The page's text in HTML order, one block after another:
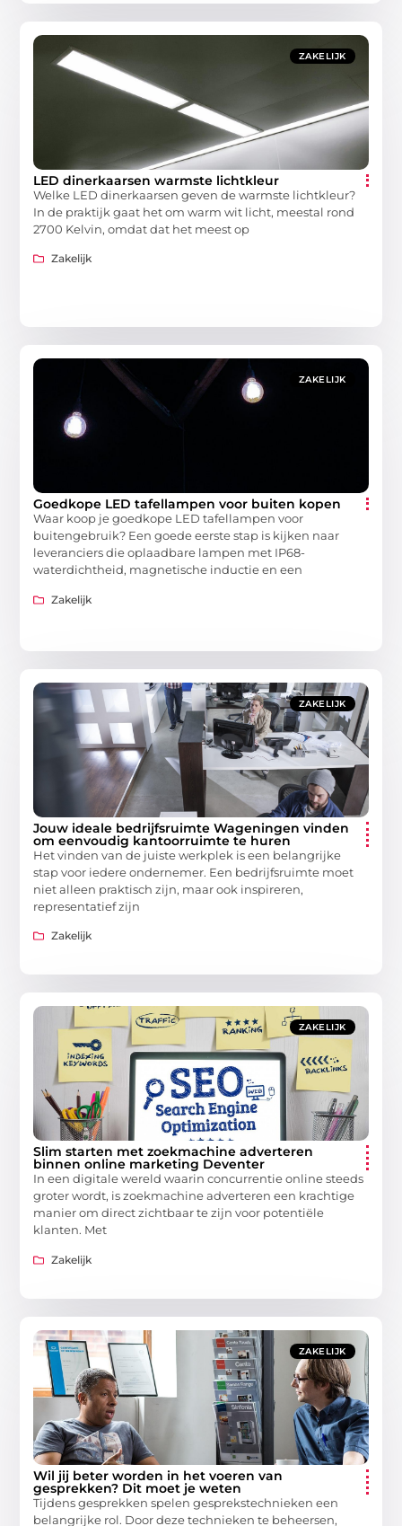
ZAKELIJK
LED dinerkaarsen warmste lichtkleur
Welke LED dinerkaarsen geven de warmste lichtkleur?
In de praktijk gaat het om warm wit licht, meestal rond
2700 Kelvin, omdat dat het meest op
Zakelijk
ZAKELIJK
Goedkope LED tafellampen voor buiten kopen
Waar koop je goedkope LED tafellampen voor
buitengebruik? Een goede eerste stap is kijken naar
leveranciers die oplaadbare lampen met IP68-
waterdichtheid, magnetische inductie en een
Zakelijk
ZAKELIJK
Jouw ideale bedrijfsruimte Wageningen vinden
om eenvoudig kantoorruimte te huren
Het vinden van de juiste werkplek is een belangrijke
stap voor iedere ondernemer. Een bedrijfsruimte moet
niet alleen praktisch zijn, maar ook inspireren,
representatief zijn
Zakelijk
ZAKELIJK
Slim starten met zoekmachine adverteren
binnen online marketing Deventer
In een digitale wereld waarin concurrentie online steeds
groter wordt, is zoekmachine adverteren een krachtige
manier om direct zichtbaar te zijn voor potentiële
klanten. Met
Zakelijk
ZAKELIJK
Wil jij beter worden in het voeren van
gesprekken? Dit moet je weten
Tijdens gesprekken spelen gesprekstechnieken een
belangrijke rol. Door deze technieken te beheersen,